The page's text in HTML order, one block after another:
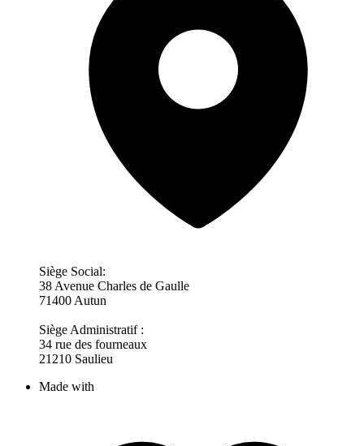
Siège Social:
38 Avenue Charles de Gaulle
71400 Autun
Siège Administratif :
34 rue des fourneaux
21210 Saulieu
Made with